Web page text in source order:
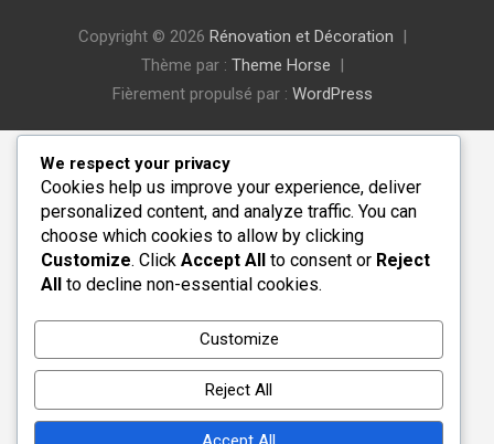
Copyright © 2026 Rénovation et Décoration
Thème par : Theme Horse
Fièrement propulsé par : WordPress
We respect your privacy
Cookies help us improve your experience, deliver
personalized content, and analyze traffic. You can
choose which cookies to allow by clicking
Customize. Click Accept All to consent or Reject
All to decline non-essential cookies.
Customize
Reject All